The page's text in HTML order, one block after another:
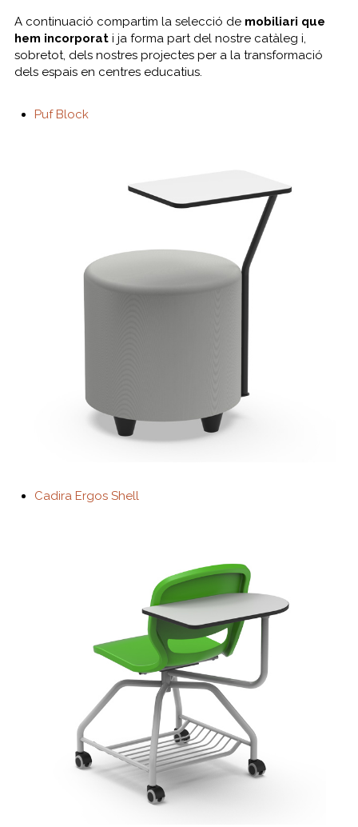
A continuació compartim la selecció demobiliari que
hem incorporati ja forma part del nostre catàleg i,
sobretot, dels nostres projectes per a la transformació
dels espais en centres educatius.
Puf Block
Cadira Ergos Shell